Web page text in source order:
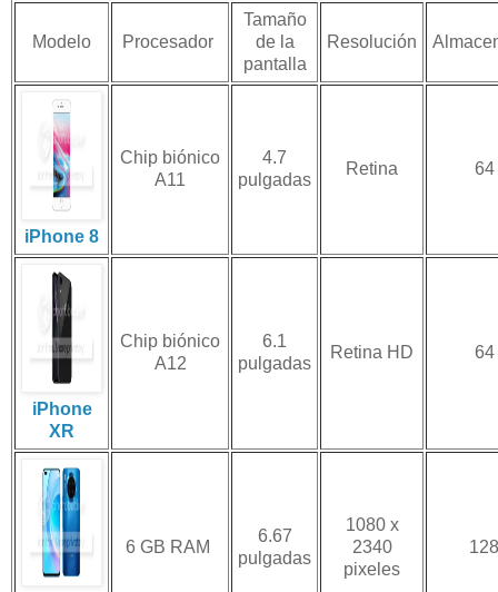
Modelo Procesador
Tamaño
de la
pantalla
Resolución
iPhone 8
Chip biónico
A11
4.7
pulgadas
Retina 64
iPhone
XR
Chip biónico
A12
6.1
pulgadas
Retina HD 64
6 GB RAM
6.67
pulgadas
1080 x
2340
pixeles